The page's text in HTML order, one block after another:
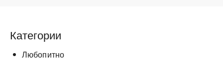
Категории
Любопитно